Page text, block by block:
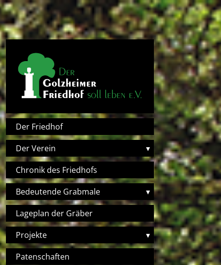
Direkt zum Inhalt
Hauptnavigation
Der Friedhof
Der Verein
▾
Chronik des Friedhofs
Bedeutende Grabmale
▾
Lageplan der Gräber
Projekte
▾
Patenschaften